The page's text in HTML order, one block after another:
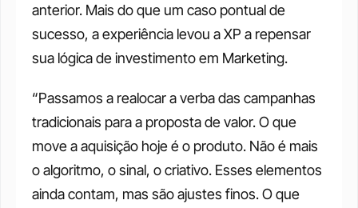
anterior. Mais do que um caso pontual de
sucesso, a experiência levou a XP a repensar
sua lógica de investimento em Marketing.
“Passamos a realocar a verba das campanhas
tradicionais para a proposta de valor. O que
move a aquisição hoje é o produto. Não é mais
o algoritmo, o sinal, o criativo. Esses elementos
ainda contam, mas são ajustes finos. O que